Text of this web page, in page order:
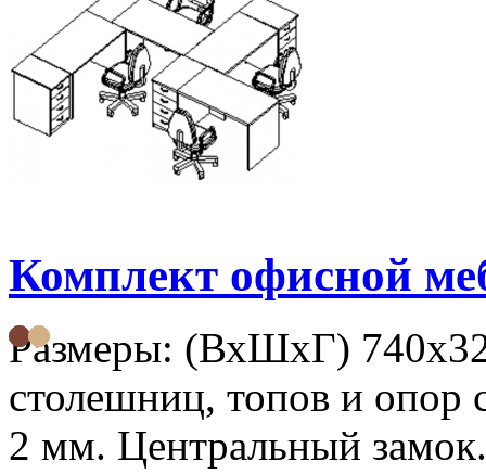
Комплект офисной
Размеры: (ВхШхГ)
столешниц, топов и
2 мм. Центральный